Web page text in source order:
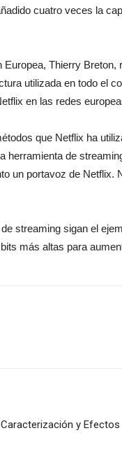
cuatro veces la
Europea, Thierry
utilizada en todo el
en las redes
que Netflix ha
herramienta de
un portavoz de Netflix.
streaming sigan el
más altas para
y Efectos